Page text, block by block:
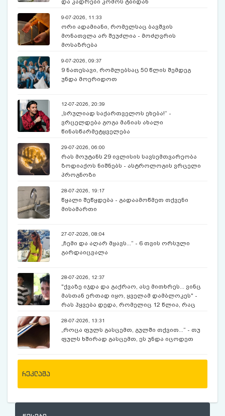
და კადრები კომოს ტბიდან
9-07-2026, 11:33
ორი ადამიანი, რომელსაც ბავშვის
მონათვლა არ შეუძლია - მოძღვრის
მოსაზრება
9-07-2026, 09:37
9 ნათესავი, რომლებსაც 50 წლის შემდეგ
უნდა მოერიდოთ
12-07-2026, 20:39
„სრულიად საქართველოს ეხება!“ -
ვრცელდება გოგა მანიას ახალი
წინასწარმეტყველება
29-07-2026, 06:00
რას მოუტანს 29 ივლისის სავსემთვარეობა
ზოდიაქოს ნიშნებს - ასტროლოგის ვრცელი
პროგნოზი
28-07-2026, 19:17
წყალი შეწყდება - გადაამოწმეთ თქვენი
მისამართი
27-07-2026, 08:04
„ჩემი და აღარ მყავს...“ - 6 თვის ორსული
გარდაიცვალა
28-07-2026, 12:37
"ქვაზე იჯდა და გაქრაო, ასე მითხრეს... ვინც
მასთან ერთად იყო, ყველამ დამბლოკეს" -
რას ჰყვება დედა, რომელიც 12 წლია, რაც
შვილს ეძებს
28-07-2026, 13:31
„როცა ფულს გასცემთ, გულში თქვით...“ - თუ
ფულს ხშირად გასცემთ, ეს უნდა იცოდეთ
რეკლამა